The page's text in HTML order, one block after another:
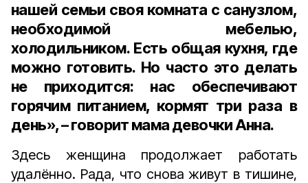
нашей семьи своя комната с санузлом,
необходимой мебелью,
холодильником. Есть общая кухня, где
можно готовить. Но часто это делать
не приходится: нас обеспечивают
горячим питанием, кормят три раза в
день», – говорит мама девочки Анна.
Здесь женщина продолжает работать
удалённо. Рада, что снова живут в тишине,